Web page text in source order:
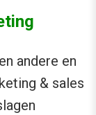
andere en
& sales